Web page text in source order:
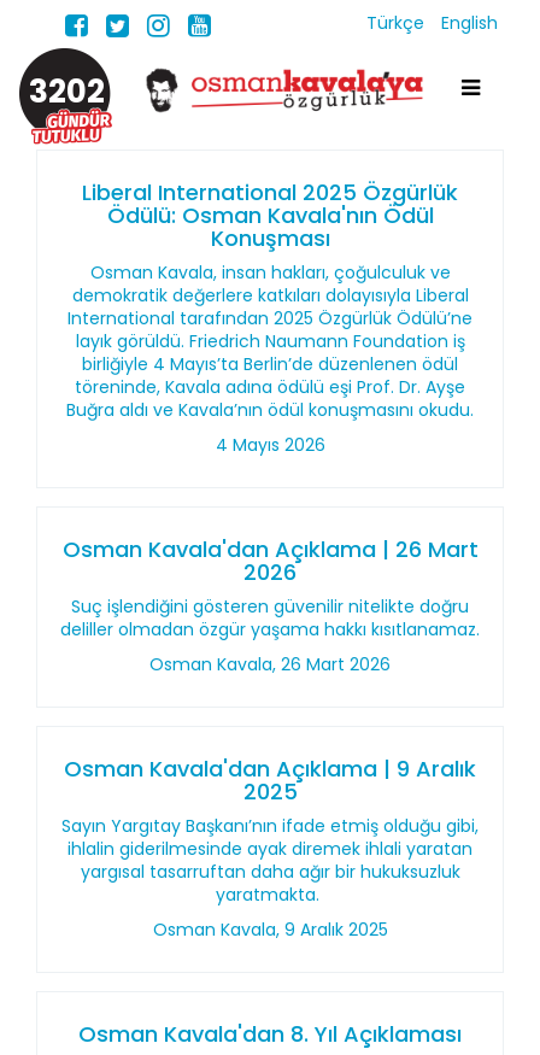
Türkçe English
3202
Liberal International 2025 Özgürlük
Ödülü: Osman Kavala'nın Ödül
Konuşması
Osman Kavala, insan hakları, çoğulculuk ve
demokratik değerlere katkıları dolayısıyla Liberal
International tarafından 2025 Özgürlük Ödülü’ne
layık görüldü. Friedrich Naumann Foundation iş
birliğiyle 4 Mayıs’ta Berlin’de düzenlenen ödül
töreninde, Kavala adına ödülü eşi Prof. Dr. Ayşe
Buğra aldı ve Kavala’nın ödül konuşmasını okudu.
4 Mayıs 2026
Osman Kavala'dan Açıklama | 26 Mart
2026
Suç işlendiğini gösteren güvenilir nitelikte doğru
deliller olmadan özgür yaşama hakkı kısıtlanamaz.
Osman Kavala, 26 Mart 2026
Osman Kavala'dan Açıklama | 9 Aralık
2025
Sayın Yargıtay Başkanı’nın ifade etmiş olduğu gibi,
ihlalin giderilmesinde ayak diremek ihlali yaratan
yargısal tasarruftan daha ağır bir hukuksuzluk
yaratmakta.
Osman Kavala, 9 Aralık 2025
Osman Kavala'dan 8. Yıl Açıklaması